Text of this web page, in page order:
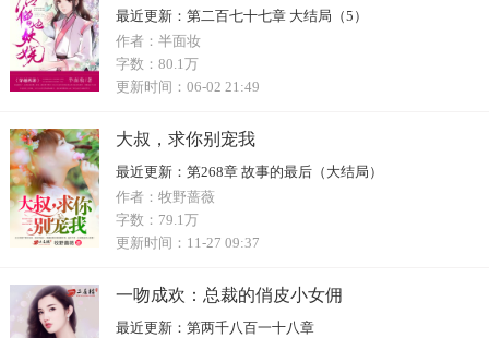
最近更新： 第二百七十七章 大结局（5）
作者： 半面妆
字数： 80.1万
更新时间： 06-02 21:49
大叔，求你别宠我
最近更新： 第268章 故事的最后（大结局）
作者： 牧野蔷薇
字数： 79.1万
更新时间： 11-27 09:37
一吻成欢：总裁的俏皮小女佣
最近更新： 第两千八百一十八章